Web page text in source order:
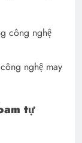
nghệ may
tự